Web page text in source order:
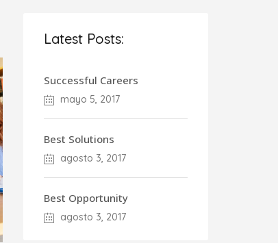
Latest Posts:
Successful Careers
mayo 5, 2017
Best Solutions
agosto 3, 2017
Best Opportunity
agosto 3, 2017